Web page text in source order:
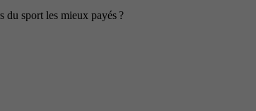
du sport les mieux payés ?